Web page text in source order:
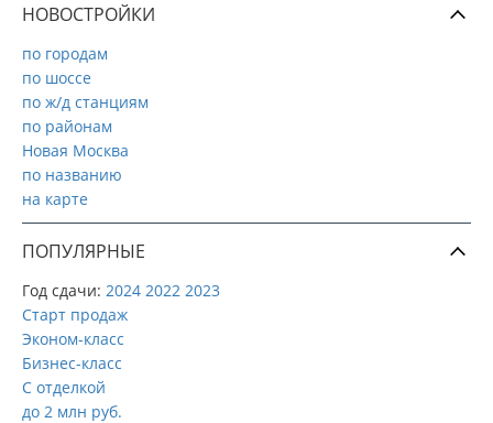
НОВОСТРОЙКИ
по городам
по шоссе
по ж/д станциям
по районам
Новая Москва
по названию
на карте
ПОПУЛЯРНЫЕ
Год сдачи: 2024 2022 2023
Старт продаж
Эконом-класс
Бизнес-класс
С отделкой
до 2 млн руб.